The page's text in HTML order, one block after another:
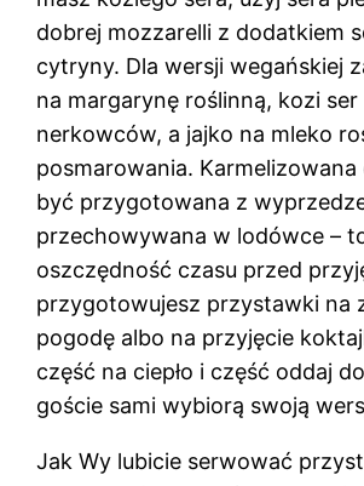
dobrej mozzarelli z dodatkiem
cytryny. Dla wersji wegańskiej
na margarynę roślinną, kozi ser
nerkowców, a jajko na mleko
posmarowania. Karmelizowana
być przygotowana z
przechowywana w lodówce –
oszczędność czasu przed
przygotowujesz przystawki na
pogodę albo na przyjęcie
część na ciepło i część oddaj
goście sami wybiorą swoją
Jak Wy lubicie serwować